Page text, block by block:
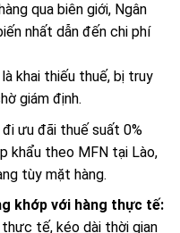
qua biên giới, Ngân
nhất dẫn đến chi phí
khai thiếu thuế, bị truy
giám định.
ưu đãi thuế suất 0%
khẩu theo MFN tại Lào,
tùy mặt hàng.
khớp với hàng thực tế:
tế, kéo dài thời gian